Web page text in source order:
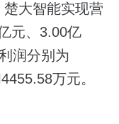
大智能实现营
元、3.00亿
润分别为
万元。